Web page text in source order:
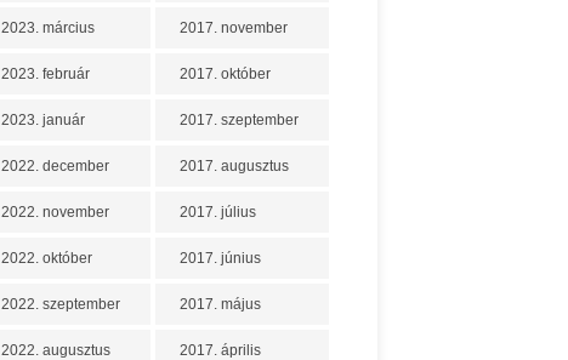
2023. március
2023. február
2023. január
2022. december
2022. november
2022. október
2022. szeptember
2022. augusztus
2017. november
2017. október
2017. szeptember
2017. augusztus
2017. július
2017. június
2017. május
2017. április